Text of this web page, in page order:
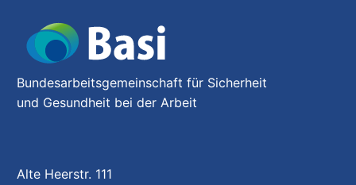
Bundesarbeitsgemeinschaft für Sicherheit
und Gesundheit bei der Arbeit
Alte Heerstr. 111